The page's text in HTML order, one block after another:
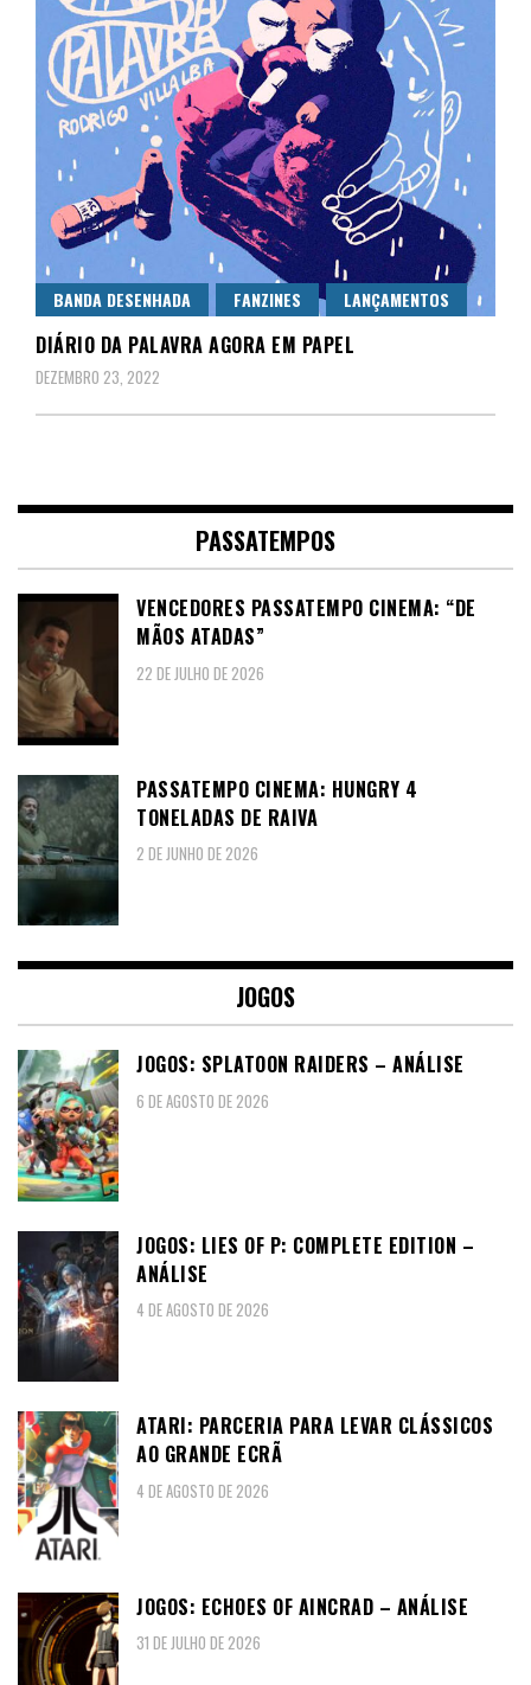
BANDA DESENHADA FANZINES LANÇAMENTOS
DIÁRIO DA PALAVRA AGORA EM PAPEL
DEZEMBRO 23, 2022
PASSATEMPOS
VENCEDORES PASSATEMPO CINEMA: “DE
MÃOS ATADAS”
22 DE JULHO DE 2026
PASSATEMPO CINEMA: HUNGRY 4
TONELADAS DE RAIVA
2 DE JUNHO DE 2026
JOGOS
JOGOS: SPLATOON RAIDERS – ANÁLISE
6 DE AGOSTO DE 2026
JOGOS: LIES OF P: COMPLETE EDITION –
ANÁLISE
4 DE AGOSTO DE 2026
ATARI: PARCERIA PARA LEVAR CLÁSSICOS
AO GRANDE ECRÃ
4 DE AGOSTO DE 2026
JOGOS: ECHOES OF AINCRAD – ANÁLISE
31 DE JULHO DE 2026